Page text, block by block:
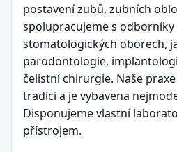
postavení zubů, zubních
spolupracujeme s odborníky
stomatologických oborech,
parodontologie,
čelistní chirurgie. Naše
tradici a je vybavena
Disponujeme vlastní
přístrojem.